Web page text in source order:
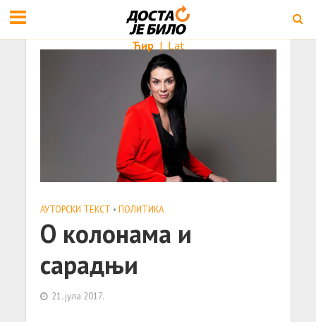
Ћир | Lat
АУТОРСКИ ТЕКСТ • ПОЛИТИКА
О колонама и
сарадњи
21. јула 2017.